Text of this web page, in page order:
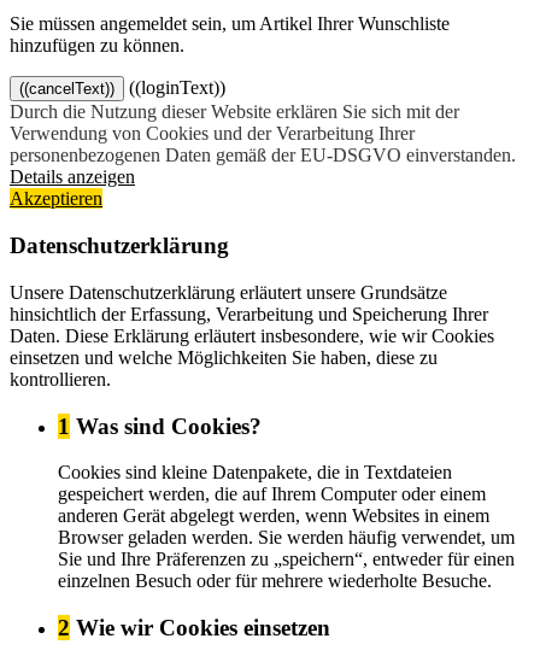
Sie müssen angemeldet sein, um Artikel Ihrer Wunschliste
hinzufügen zu können.
((cancelText))
((loginText))
Durch die Nutzung dieser Website erklären Sie sich mit der
Verwendung von Cookies und der Verarbeitung Ihrer
personenbezogenen Daten gemäß der EU-DSGVO einverstanden.
Details anzeigen
Akzeptieren
Datenschutzerklärung
Unsere Datenschutzerklärung erläutert unsere Grundsätze
hinsichtlich der Erfassung, Verarbeitung und Speicherung Ihrer
Daten. Diese Erklärung erläutert insbesondere, wie wir Cookies
einsetzen und welche Möglichkeiten Sie haben, diese zu
kontrollieren.
1 Was sind Cookies?
Cookies sind kleine Datenpakete, die in Textdateien
gespeichert werden, die auf Ihrem Computer oder einem
anderen Gerät abgelegt werden, wenn Websites in einem
Browser geladen werden. Sie werden häufig verwendet, um
Sie und Ihre Präferenzen zu „speichern“, entweder für einen
einzelnen Besuch oder für mehrere wiederholte Besuche.
2 Wie wir Cookies einsetzen